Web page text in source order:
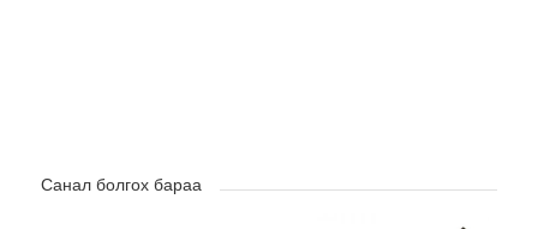
Санал болгох бараа